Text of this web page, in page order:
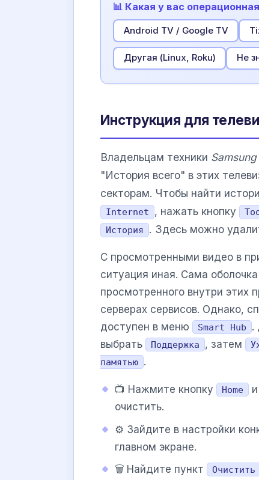
📊 Какая у вас
Android TV / Google TV
Другая (Linux, Roku) Не
Инструкция для
Владельцам техники Samsung
"История всего" в этих
секторам. Чтобы найти
Internet , нажать кнопку
История . Здесь можно
С просмотренными видео в
ситуация иная. Сама оболочка
просмотренного внутри этих
серверах сервисов. Однако,
доступен в меню
Smart Hub .
выбрать
Поддержка , затем
памятью .
📺 Нажмите кнопку Home
очистить.
⚙️ Зайдите в настройки
главном экране.
🗑️ Найдите пункт